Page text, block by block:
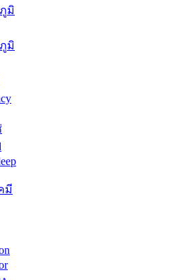
มิ
มิ
มี